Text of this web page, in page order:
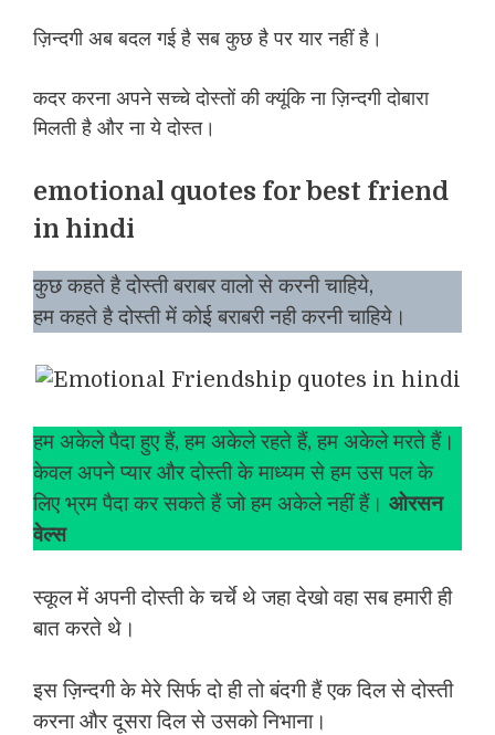
ज़िन्दगी अब बदल गई है सब कुछ है पर यार नहीं है।
कदर करना अपने सच्चे दोस्तों की क्यूंकि ना ज़िन्दगी दोबारा
मिलती है और ना ये दोस्त।
emotional quotes for best friend
in hindi
कुछ कहते है दोस्ती बराबर वालो से करनी चाहिये,
हम कहते है दोस्ती में कोई बराबरी नही करनी चाहिये।
हम अकेले पैदा हुए हैं, हम अकेले रहते हैं, हम अकेले मरते हैं।
केवल अपने प्यार और दोस्ती के माध्यम से हम उस पल के
लिए भ्रम पैदा कर सकते हैं जो हम अकेले नहीं हैं। ओरसन
वेल्स
स्कूल में अपनी दोस्ती के चर्चे थे जहा देखो वहा सब हमारी ही
बात करते थे।
इस ज़िन्दगी के मेरे सिर्फ दो ही तो बंदगी हैं एक दिल से दोस्ती
करना और दूसरा दिल से उसको निभाना।